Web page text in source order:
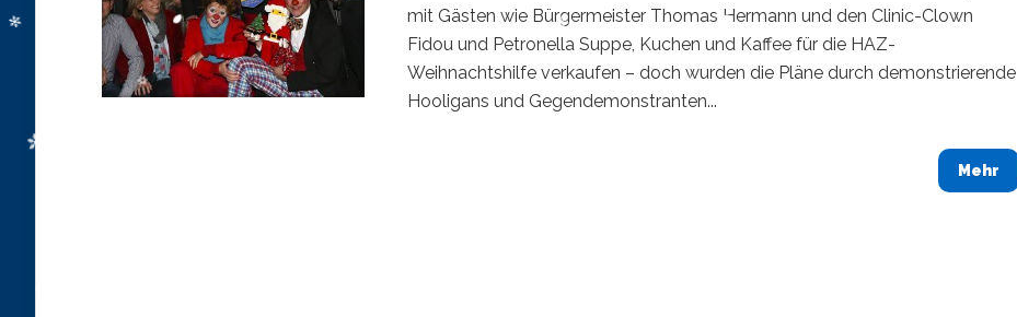
mit Gästen wie Bürgermeister Thomas Hermann und den Clinic-Clown
Fidou und Petronella Suppe, Kuchen und Kaffee für die HAZ-
Weihnachtshilfe verkaufen – doch wurden die Pläne durch demonstrierende
Hooligans und Gegendemonstranten...
Mehr